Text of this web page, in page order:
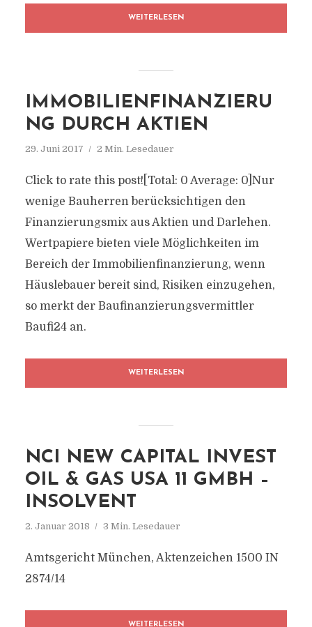
WEITERLESEN
IMMOBILIENFINANZIERU
NG DURCH AKTIEN
29. Juni 2017 2 Min. Lesedauer
Click to rate this post![Total: 0 Average: 0]Nur
wenige Bauherren berücksichtigen den
Finanzierungsmix aus Aktien und Darlehen.
Wertpapiere bieten viele Möglichkeiten im
Bereich der Immobilienfinanzierung, wenn
Häuslebauer bereit sind, Risiken einzugehen,
so merkt der Baufinanzierungsvermittler
Baufi24 an.
WEITERLESEN
NCI NEW CAPITAL INVEST
OIL & GAS USA 11 GMBH –
INSOLVENT
2. Januar 2018 3 Min. Lesedauer
Amtsgericht München, Aktenzeichen 1500 IN
2874/14
WEITERLESEN